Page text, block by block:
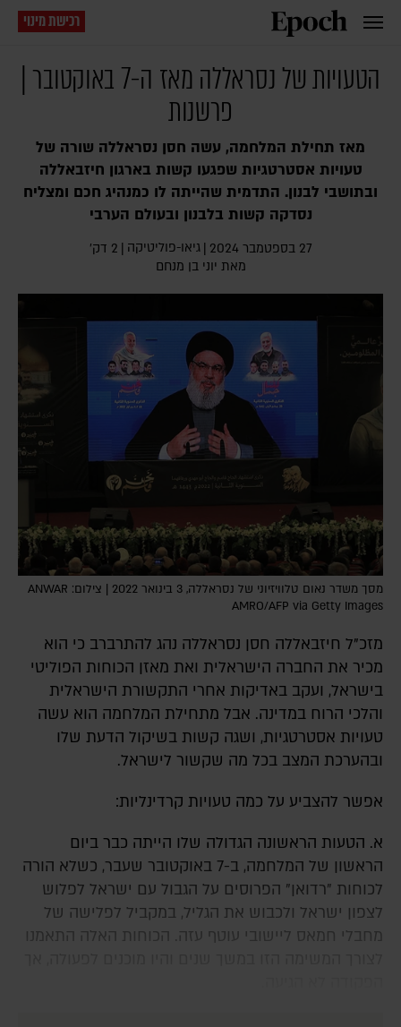
רכישת מינוי
הטעויות של נסראללה מאז ה-7 באוקטובר |
פרשנות
מאז תחילת המלחמה, עשה חסן נסראללה שורה של
טעויות אסטרטגיות שפגעו קשות בארגון חיזבאללה
ובתושבי לבנון. התדמית שהייתה לו כמנהיג חכם ומצליח
נסדקה קשות בלבנון ובעולם הערבי
27 בספטמבר 2024 | גיאו-פוליטיקה | 2 דק׳
מאת יוני בן מנחם
מסך משדר נאום טלוויזיוני של נסראללה, 3 בינואר 2022 | צילום: ANWAR
AMRO/AFP via Getty Images
מזכ"ל חיזבאללה חסן נסראללה נהג להתרברב כי הוא
מכיר את החברה הישראלית ואת מאזן הכוחות הפוליטי
בישראל, ועקב באדיקות אחרי התקשורת הישראלית
והלכי הרוח במדינה. אבל מתחילת המלחמה הוא עשה
טעויות אסטרטגיות, ושגה קשות בשיקול הדעת שלו
ובהערכת המצב בכל מה שקשור לישראל.
אפשר להצביע על כמה טעויות קרדינליות:
א. הטעות הראשונה הגדולה שלו הייתה כבר ביום
הראשון של המלחמה, ב-7 באוקטובר שעבר, כשלא הורה
לכוחות "רדואן" הפרוסים על הגבול עם ישראל לפלוש
לצפון ישראל ולכבוש את הגליל, במקביל לפלישה של
מחבלי חמאס ליישובי עוטף עזה. הכוחות האלה התאמנו